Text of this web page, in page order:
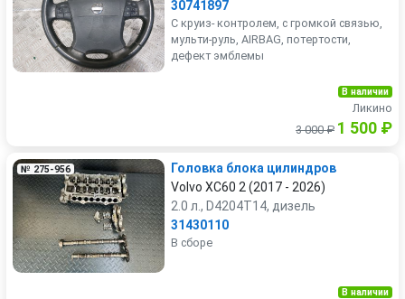
30741897
С круиз- контролем, с громкой связью,
мульти-руль, AIRBAG, потертости,
дефект эмблемы
В наличии
Ликино
3 000 ₽ 1 500 ₽
№ 275-956
Головка блока цилиндров
Volvo XC60 2 (2017 - 2026)
2.0 л., D4204T14, дизель
31430110
В сборе
В наличии